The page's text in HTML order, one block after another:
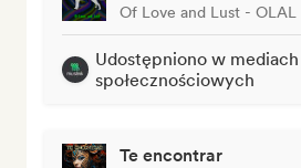
Of Love and Lust - OLAL
Udostępniono w mediach
społecznościowych
Te encontrar